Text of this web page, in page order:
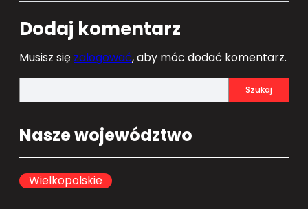
Dodaj komentarz
Musisz się zalogować, aby móc dodać komentarz.
e
r
c
h
Szukaj
Nasze województwo
Wielkopolskie